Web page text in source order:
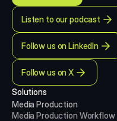
Listen to our podcast
Follow us on LinkedIn
Follow us on X
Solutions
Media Production
Media Production Workflow